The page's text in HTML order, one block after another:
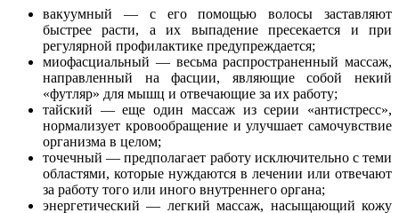
вакуумный — с его помощью волосы заставляют
быстрее расти, а их выпадение пресекается и при
регулярной профилактике предупреждается;
миофасциальный — весьма распространенный массаж,
направленный на фасции, являющие собой некий
«футляр» для мышц и отвечающие за их работу;
тайский — еще один массаж из серии «антистресс»,
нормализует кровообращение и улучшает самочувствие
организма в целом;
точечный — предполагает работу исключительно с теми
областями, которые нуждаются в лечении или отвечают
за работу того или иного внутреннего органа;
энергетический — легкий массаж, насыщающий кожу